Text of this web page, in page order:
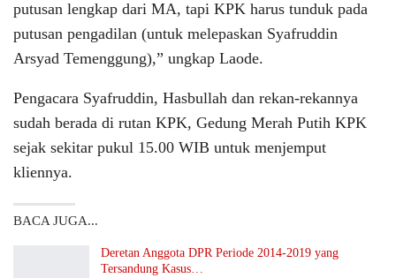
putusan lengkap dari MA, tapi KPK harus tunduk pada
putusan pengadilan (untuk melepaskan Syafruddin
Arsyad Temenggung),” ungkap Laode.
Pengacara Syafruddin, Hasbullah dan rekan-rekannya
sudah berada di rutan KPK, Gedung Merah Putih KPK
sejak sekitar pukul 15.00 WIB untuk menjemput
kliennya.
BACA JUGA...
Deretan Anggota DPR Periode 2014-2019 yang
Tersandung Kasus…